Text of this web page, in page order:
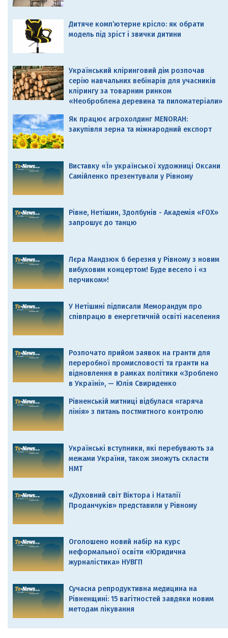
Дитяче комп’ютерне крісло: як обрати
модель під зріст і звички дитини
Український кліринговий дім розпочав
серію навчальних вебінарів для учасників
клірингу за товарним ринком
«Необроблена деревина та пиломатеріали»
Як працює агрохолдинг MENORAH:
закупівля зерна та міжнародний експорт
Виставку «Ї» української художниці Оксани
Самійленко презентували у Рівному
Рівне, Нетішин, Здолбунів - Академія «FOX»
запрошує до танцю
Лєра Мандзюк 6 березня у Рівному з новим
вибуховим концертом! Буде весело і «з
перчиком»!
У Нетішині підписали Меморандум про
співпрацю в енергетичній освіті населення
Розпочато прийом заявок на гранти для
переробної промисловості та гранти на
відновлення в рамках політики «Зроблено
в Україні», — Юлія Свириденко
Рівненській митниці відбулася «гаряча
лінія» з питань постмитного контролю
Українські вступники, які перебувають за
межами України, також зможуть скласти
НМТ
«Духовний світ Віктора і Наталії
Проданчуків» представили у Рівному
Оголошено новий набір на курс
неформальної освіти «Юридична
журналістика» НУВГП
Сучасна репродуктивна медицина на
Рівненщині: 15 вагітностей завдяки новим
методам лікування